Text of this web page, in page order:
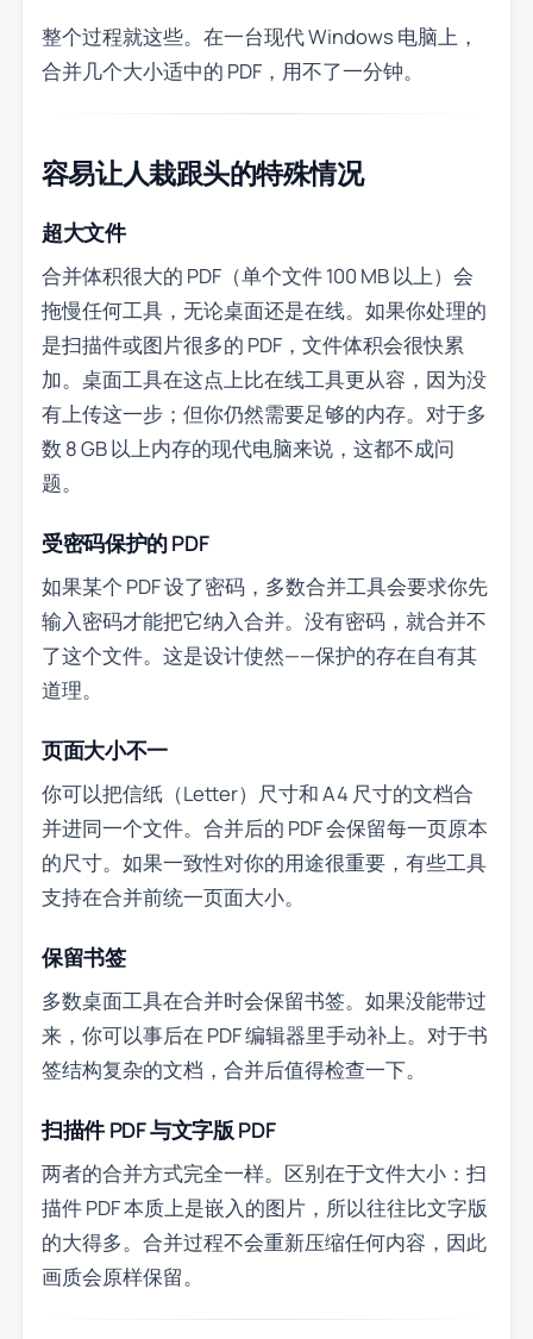
整个过程就这些。在一台现代 Windows 电脑上，
合并几个大小适中的 PDF，用不了一分钟。
容易让人栽跟头的特殊情况
超大文件
合并体积很大的 PDF（单个文件 100 MB 以上）会
拖慢任何工具，无论桌面还是在线。如果你处理的
是扫描件或图片很多的 PDF，文件体积会很快累
加。桌面工具在这点上比在线工具更从容，因为没
有上传这一步；但你仍然需要足够的内存。对于多
数 8 GB 以上内存的现代电脑来说，这都不成问
题。
受密码保护的 PDF
如果某个 PDF 设了密码，多数合并工具会要求你先
输入密码才能把它纳入合并。没有密码，就合并不
了这个文件。这是设计使然——保护的存在自有其
道理。
页面大小不一
你可以把信纸（Letter）尺寸和 A4 尺寸的文档合
并进同一个文件。合并后的 PDF 会保留每一页原本
的尺寸。如果一致性对你的用途很重要，有些工具
支持在合并前统一页面大小。
保留书签
多数桌面工具在合并时会保留书签。如果没能带过
来，你可以事后在 PDF 编辑器里手动补上。对于书
签结构复杂的文档，合并后值得检查一下。
扫描件 PDF 与文字版 PDF
两者的合并方式完全一样。区别在于文件大小：扫
描件 PDF 本质上是嵌入的图片，所以往往比文字版
的大得多。合并过程不会重新压缩任何内容，因此
画质会原样保留。